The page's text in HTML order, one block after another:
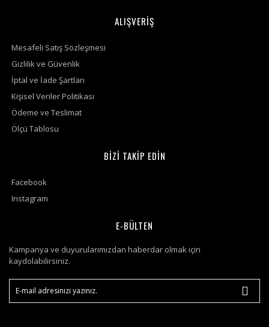
ALIŞVERİŞ
Mesafeli Satış Sözleşmesi
Gizlilik ve Güvenlik
İptal ve İade Şartları
Kişisel Veriler Politikası
Ödeme ve Teslimat
Ölçü Tablosu
BİZİ TAKİP EDİN
Facebook
Instagram
E-BÜLTEN
Kampanya ve duyurularımızdan haberdar olmak için
kaydolabilirsiniz.